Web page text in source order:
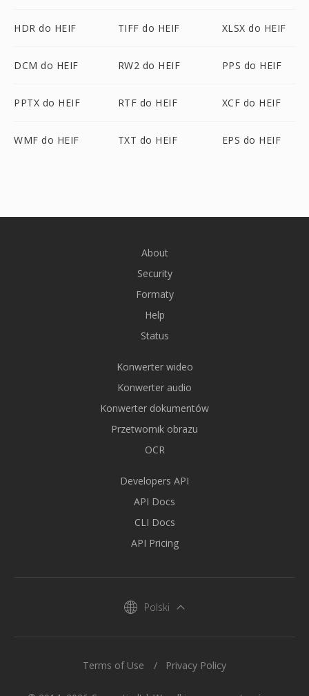
HDR do HEIF TIFF do HEIF XLSX do HEIF
DCM do HEIF RW2 do HEIF PPS do HEIF
PPTX do HEIF RTF do HEIF XCF do HEIF
WMF do HEIF TXT do HEIF EPS do HEIF
About
Security
Formaty
Help
Status
Konwerter wideo
Konwerter audio
Konwerter dokumentów
Przetwornik obrazu
OCR
Developers API
API Docs
CLI Docs
API Pricing
Polski
Terms of Use Privacy Policy